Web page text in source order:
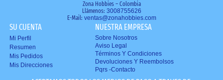
Zona Hobbies – Colombia
Llámenos: 3008755626
E-Mail: ventas@zonahobbies.com
SU CUENTA
Mi Perfil
Resumen
Mis Pedidos
Mis Direcciones
NUESTRA EMPRESA
Sobre Nosotros
Aviso Legal
Términos Y Condiciones
Devoluciones Y Reembolsos
Pqrs -Contacto